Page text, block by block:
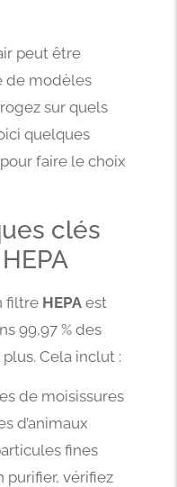
peut être
de modèles
sur quels
quelques
faire le choix
clés
filtre HEPA est
99,97 % des
Cela inclut :
de moisissures
d’animaux
fines
purifier, vérifiez